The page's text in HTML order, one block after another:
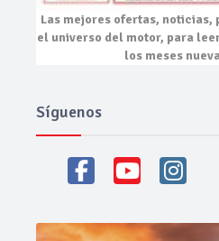
Las mejores ofertas, noticias,
el universo del motor, para
los meses
Síguenos